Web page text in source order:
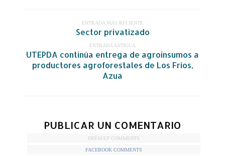
ENTRADA MÁS RECIENTE
Sector privatizado
ENTRADA ANTIGUA
UTEPDA continúa entrega de agroinsumos a
productores agroforestales de Los Fríos,
Azua
PUBLICAR UN COMENTARIO
DEFAULT COMMENTS
FACEBOOK COMMENTS